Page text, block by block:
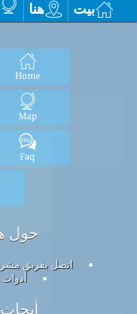
بيت هنا
Home
Map
Faq
حول
اتصل بفريق